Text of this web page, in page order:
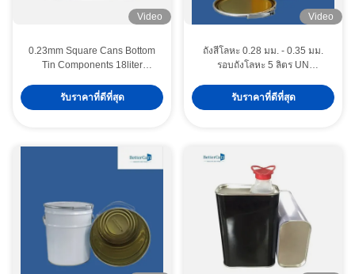
Video
0.23mm Square Cans Bottom
Tin Components 18liter
รับราคาที่ดีที่สุด
Video
ถังสีโลหะ 0.28 มม. - 0.35 มม.
รอบถังโลหะ 5 ลิตร UN
รับราคาที่ดีที่สุด